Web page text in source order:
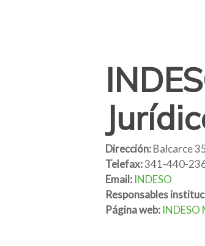
Hit enter to search or ESC to close
Dirección:Balcarce
Telefax:341-440-
Email: INDESO
Responsables
Página web: INDESO